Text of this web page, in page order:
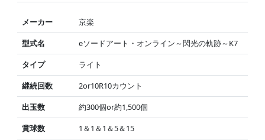
メーカー
京楽
型式名
eソードアート・オンライン～閃光の軌跡～K7
タイプ
ライト
継続回数
2or10R10カウント
出玉数
約300個or約1,500個
賞球数
1＆1＆1＆5＆15